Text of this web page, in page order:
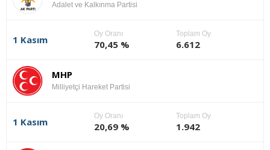
Adalet ve Kalkınma Partisi
1 Kasım
Oy Oranı
70,45 %
Toplam Oy
6.612
MHP
Milliyetçi Hareket Partisi
1 Kasım
Oy Oranı
20,69 %
Toplam Oy
1.942